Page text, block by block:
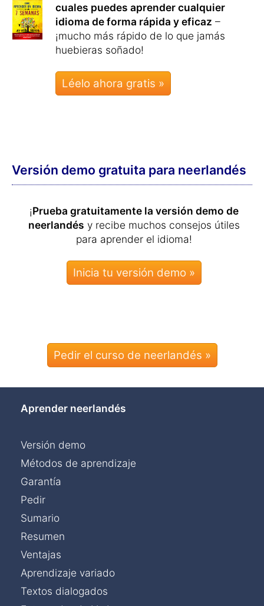
cuales puedes aprender cualquier
idioma de forma rápida y eficaz –
¡mucho más rápido de lo que jamás
huebieras soñado!
Léelo ahora gratis »
Versión demo gratuita para neerlandés
¡Prueba gratuitamente la versión demo de
neerlandés y recibe muchos consejos útiles
para aprender el idioma!
Pedir el curso de neerlandés »
Aprender neerlandés
Versión demo
Métodos de aprendizaje
Garantía
Pedir
Sumario
Resumen
Ventajas
Aprendizaje variado
Textos dialogados